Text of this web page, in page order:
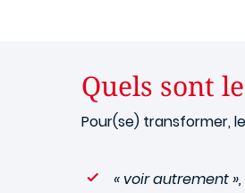
Quels sont
Pour(se) transformer,
« voir autrement »,